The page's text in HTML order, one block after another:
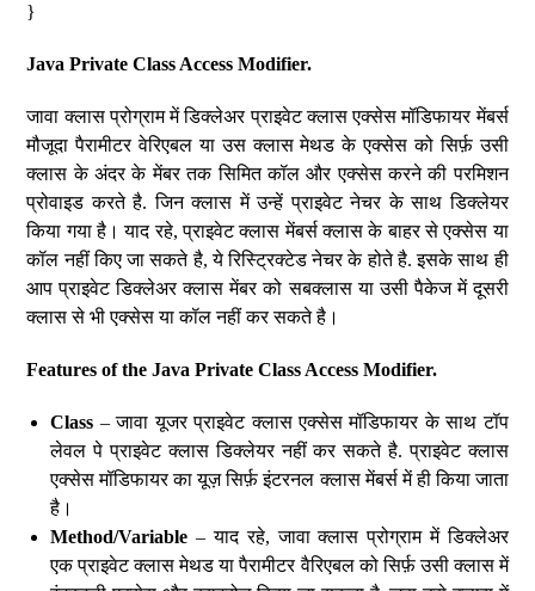
}
Java Private Class Access Modifier.
जावा क्लास प्रोग्राम में डिक्लेअर प्राइवेट क्लास एक्सेस मॉडिफायर मेंबर्स
मौजूदा पैरामीटर वेरिएबल या उस क्लास मेथड के एक्सेस को सिर्फ़ उसी
क्लास के अंदर के मेंबर तक सिमित कॉल और एक्सेस करने की परमिशन
प्रोवाइड करते है. जिन क्लास में उन्हें प्राइवेट नेचर के साथ डिक्लेयर
किया गया है। याद रहे, प्राइवेट क्लास मेंबर्स क्लास के बाहर से एक्सेस या
कॉल नहीं किए जा सकते है, ये रिस्ट्रिक्टेड नेचर के होते है. इसके साथ ही
आप प्राइवेट डिक्लेअर क्लास मेंबर को सबक्लास या उसी पैकेज में दूसरी
क्लास से भी एक्सेस या कॉल नहीं कर सकते है।
Features of the Java Private Class Access Modifier.
Class – जावा यूजर प्राइवेट क्लास एक्सेस मॉडिफायर के साथ टॉप
लेवल पे प्राइवेट क्लास डिक्लेयर नहीं कर सकते है. प्राइवेट क्लास
एक्सेस मॉडिफायर का यूज़ सिर्फ़ इंटरनल क्लास मेंबर्स में ही किया जाता
है।
Method/Variable – याद रहे, जावा क्लास प्रोग्राम में डिक्लेअर
एक प्राइवेट क्लास मेथड या पैरामीटर वैरिएबल को सिर्फ़ उसी क्लास में